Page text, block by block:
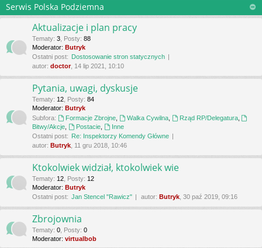
Serwis Polska Podziemna
Aktualizacje i plan pracy
Tematy: 3 Posty: 88
Moderator: Butryk
Ostatni post: Dostosowanie stron statycznych
autor: doctor, 14 lip 2021, 10:10
Pytania, uwagi, dyskusje
Tematy: 12 Posty: 84
Moderator: Butryk
Subfora:
Formacje Zbrojne, Walka Cywilna, Rząd RP/Delegatura,
Bitwy/Akcje
Postacie,
Inne
Ostatni post: Re: Inspektorzy Komendy Główne
autor: Butryk , 11 gru 2018, 10:46
Ktokolwiek widział, ktokolwiek wie
Tematy: 12 Posty: 12
Moderator: Butryk
Ostatni post: Jan Stencel "Rawicz" autor: Butryk , 30 paź 2019, 09:16
Zbrojownia
Tematy: 0 Posty: 0
Moderator: virtualbob